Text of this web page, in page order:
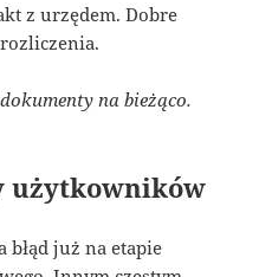
z urzędem. Dobre
na bieżąco.
użytkowników
już na etapie